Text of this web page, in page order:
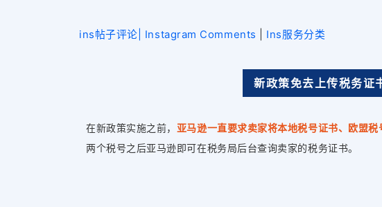
ins帖子评论| Instagram Comments Ins服务分类
新政策免去上传税务证
在新政策实施之前， 亚马逊一直要求卖家将本地税号证书、欧盟
两个税号之后亚马逊即可在税务局后台查询卖家的税务证书。